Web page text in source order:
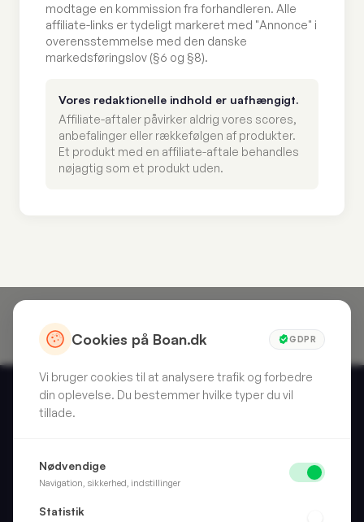
modtage en kommission fra forhandleren. Alle
affiliate-links er tydeligt markeret med "Annonce" i
overensstemmelse med den danske
markedsføringslov (§6 og §8).
Vores redaktionelle indhold er uafhængigt.
Affiliate-aftaler påvirker aldrig vores scores,
anbefalinger eller rækkefølgen af produkter.
Et produkt med en affiliate-aftale behandles
nøjagtig som et produkt uden.
Cookies på Boan.dk GDPR
Vi bruger cookies til at analysere trafik og forbedre
din oplevelse. Du bestemmer hvilke typer du vil
tillade.
Nødvendige
Navigation, sikkerhed, indstillinger
Statistik
Skarpt valg. Hver gang. Vi anmelder forbrugerprodukter, så
du slipper for at gætte.